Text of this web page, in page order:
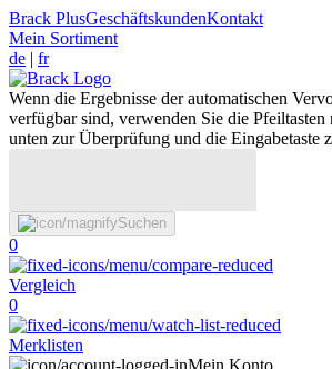
Brack PlusGeschäftskundenKontakt
Mein Sortiment
de | fr
Wenn die Ergebnisse der automatischen
verfügbar sind, verwenden Sie die Pfeiltasten
unten zur Überprüfung und die Eingabetaste
Suchen
0
Vergleich
0
Merklisten
Mein Konto